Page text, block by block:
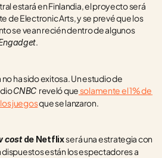
estará en Finlandia, el proyecto será
de Electronic Arts, y se prevé que los
se vean recién dentro de algunos
.
ha sido exitosa. Un estudio de
CNBC reveló que solamente el 1% de
juegos que se lanzaron.
cost de Netflix será una estrategia con
están los espectadores a